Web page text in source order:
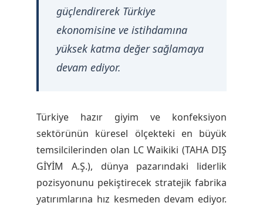
güçlendirerek Türkiye
ekonomisine ve istihdamına
yüksek katma değer sağlamaya
devam ediyor.
Türkiye hazır giyim ve konfeksiyon
sektörünün küresel ölçekteki en büyük
temsilcilerinden olan LC Waikiki (TAHA DIŞ
GİYİM A.Ş.), dünya pazarındaki liderlik
pozisyonunu pekiştirecek stratejik fabrika
yatırımlarına hız kesmeden devam ediyor.